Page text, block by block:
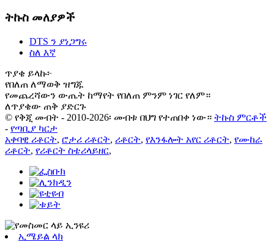
ትኩስ መለያዎች
DTS ን ያነጋግሩ
ስለ እኛ
ጥያቄ ይላኩ፦
የበለጠ ለማወቅ ዝግጁ
የመጨረሻውን ውጤት ከማየት የበለጠ ምንም ነገር የለም።
ለጥያቄው ጠቅ ያድርጉ
© የቅጂ መብት - 2010-2026፡ መብቱ በህግ የተጠበቀ ነው። ትኩስ ምርቶች
- የጣቢያ ካርታ
አቀባዊ ሪቶርት, ሮታሪ ሪቶርት, ሪቶርት, የእንፋሎት አየር ሪቶርት, የሙከራ
ሪቶርት, የሪቶርት ስቴሪላይዘር,
ኢሜይል ላክ